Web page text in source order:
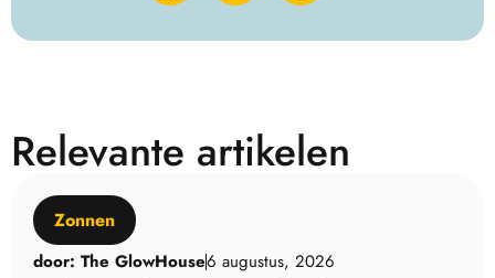
Relevante artikelen
Zonnen
door: The GlowHouse6 augustus, 2026